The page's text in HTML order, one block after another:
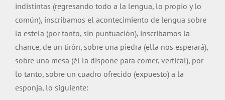
indistintas (regresando todo a la lengua, lo propio y lo
común), inscribamos el acontecimiento de lengua sobre
la estela (por tanto, sin puntuación), inscribamos la
chance, de un tirón, sobre una piedra (ella nos esperará),
sobre una mesa (él la dispone para comer, vertical), por
lo tanto, sobre un cuadro ofrecido (expuesto) a la
esponja, lo siguiente: